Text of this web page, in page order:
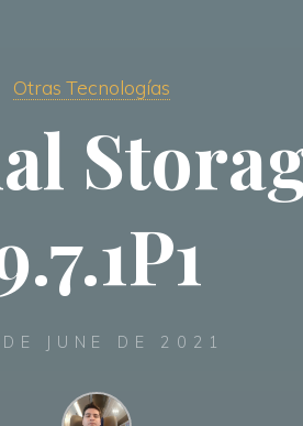
Otras Tecnologías
JUNE DE 2021